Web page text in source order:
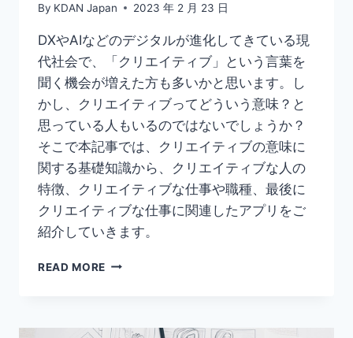
解
By KDAN Japan 2023 年 2 月 23 日
DXやAIなどのデジタルが進化してきている現
代社会で、「クリエイティブ」という言葉を
聞く機会が増えた方も多いかと思います。し
かし、クリエイティブってどういう意味？と
思っている人もいるのではないでしょうか？
そこで本記事では、クリエイティブの意味に
関する基礎知識から、クリエイティブな人の
特徴、クリエイティブな仕事や職種、最後に
クリエイティブな仕事に関連したアプリをご
紹介していきます。
READ MORE 【ク
テ